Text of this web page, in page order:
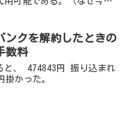
ヘッドセットはどんなもの
ていた...
ンクを解約したときの
数料
と、 474843円 振り込まれ
掛かった。